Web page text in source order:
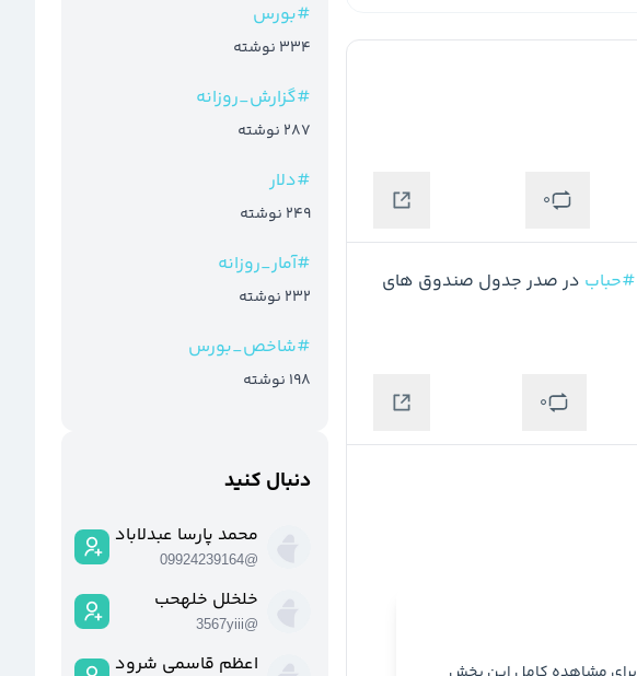
0
#حباب
0
#بورس
334 نوشته
#گزارش_روزانه
287 نوشته
#دلار
249 نوشته
#آمار_روزانه
232 نوشته
#شاخص_بورس
198 نوشته
دنبال کنید
محمد پارسا عبدلابادی
@
09924239164
خلخلل خلهحب
@
3567yiii
اعظم قاسمی شرودانی